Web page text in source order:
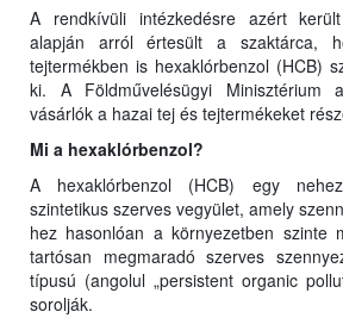
A rendkívüli intézkedésre azért
alapján arról értesült a szaktárca,
tejtermékben is hexaklórbenzol (HCB)
ki. A Földművelésügyi Minisztérium
vásárlók a hazai tej és tejtermékeket
Mi a hexaklórbenzol?
A hexaklórbenzol (HCB) egy
szintetikus szerves vegyület, amely
hez hasonlóan a környezetben szinte
tartósan megmaradó szerves
típusú (angolul „persistent organic
sorolják.